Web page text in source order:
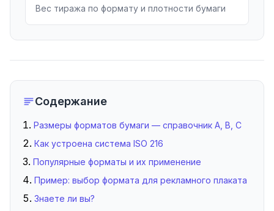
Вес тиража по формату и плотности бумаги
Содержание
Размеры форматов бумаги — справочник A, B, C
Как устроена система ISO 216
Популярные форматы и их применение
Пример: выбор формата для рекламного плаката
Знаете ли вы?